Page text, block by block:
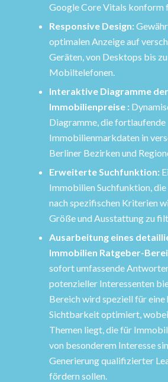
Google Core Vitals konform
Responsive Design:
optimalen Anzeige auf
Geräten, von Desktops bis zu
Mobiltelefonen.
Interaktive Diagramme
Immobilienpreise :
Diagramme, die fortlaufende
Immobilienmarkdaten in
Berliner Bezirken und
Erweiterte Suchfunktion:
Immobilien Suchfunktion,
nach spezifischen Kriterien
Größe und Ausstattung zu
Ausarbeitung eines
Immobilien Ratgeber-
sofort umfassende
potenzieller Interessenten
Bereich wird speziell für eine
Sichtbarkeit optimiert,
Themen liegt, die für
von besonderem Interesse
Generierung qualifizierter
fördern sollen.